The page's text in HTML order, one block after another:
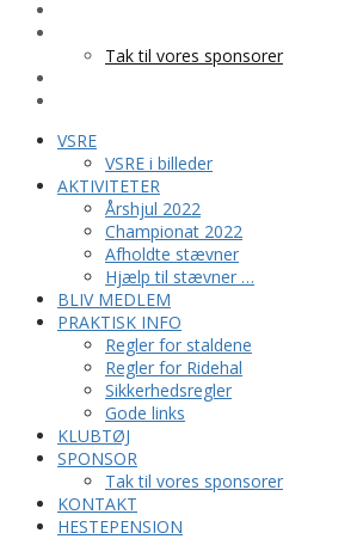
Tak til vores sponsorer
VSRE
VSRE i billeder
AKTIVITETER
Årshjul 2022
Championat 2022
Afholdte stævner
Hjælp til stævner …
BLIV MEDLEM
PRAKTISK INFO
Regler for staldene
Regler for Ridehal
Sikkerhedsregler
Gode links
KLUBTØJ
SPONSOR
Tak til vores sponsorer
KONTAKT
HESTEPENSION